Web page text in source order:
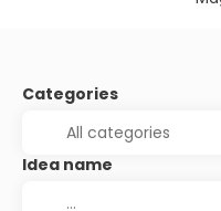
Categories
Idea name